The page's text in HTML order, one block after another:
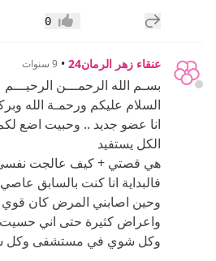
إضافة رد جديد إعجاب0
عنقاء زهر الرمان24 • 9 سنوات
بسـم الله الرحمـــن الرحيـــم
السلام عليكم ورحمـة الله
انا عضو جديد .. وحبيت اضع
الكل يستفيد
هي قصتي + كيف عالجت
فالبداية انا كنت بالسابق عاصي
وحين اصابني المرض كان قوي
واعراض كثيرة حتى اني
وكل شوي في مستشفى وكل